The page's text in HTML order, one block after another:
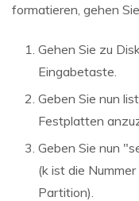
formatieren, gehen
Gehen Sie zu
Eingabetaste.
Geben Sie nun
Festplatten
Geben Sie nun
(k ist die
Partition).